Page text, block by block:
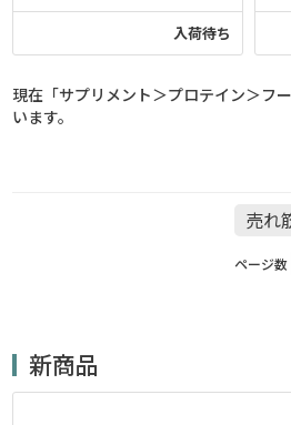
入荷待ち
現在「サプリメント＞プロテイン＞フ
います。
ページ数
新商品